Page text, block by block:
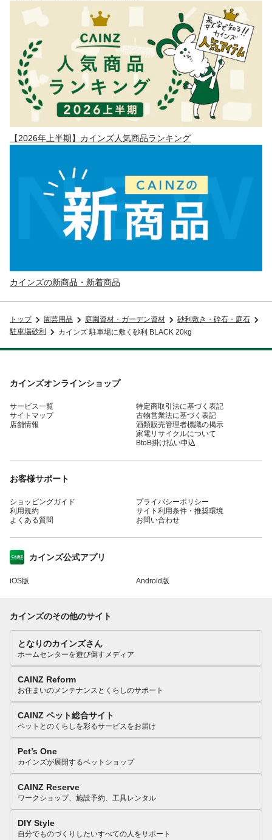
【2026年上半期】カインズ人気商品ランキング
カインズの新商品・新着商品
トップ 園芸用品 庭園資材・ガーデン資材
砂利敷き・砕石・庭石
駐車場砂利
カインズ 駐車場に敷く砂利 BLACK 20kg
カインズオンラインショップ
サービス一覧
サイトマップ
店舗情報
特定商取引法に基づく表記
古物営業法に基づく表記
酒類販売管理者標識の掲示
家電リサイクルについて
BtoB掛け払い申込
お客様サポート
ショッピングガイド
利用規約
よくある質問
プライバシーポリシー
サイト利用条件・推奨環境
お問い合わせ
カインズ公式アプリ
iOS版 Android版
カインズのその他のサイト
となりのカインズさん
ホームセンターを遊び倒すメディア
CAINZ Reform
お住まいのメンテナンスとくらしのサポート
CAINZ ペット総合サイト
ペットとのくらしを彩るサービスをお届け
Pet’s One
カインズが展開するペットショップ
CAINZ Reserve
ワークショップ、施設予約、工具レンタル
DIY Style
自分でものづくりしたいすべての人をサポート